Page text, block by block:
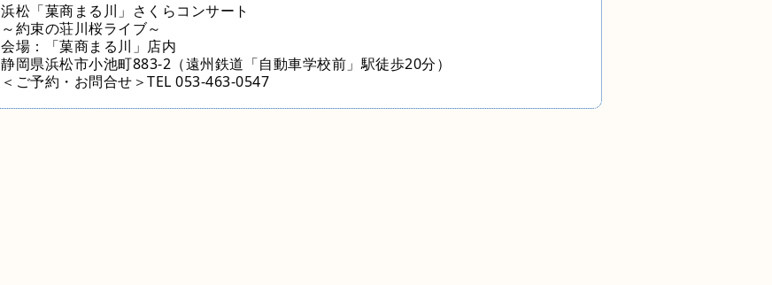
浜松「菓商まる川」さくらコンサート
～約束の荘川桜ライブ～
会場：「菓商まる川」店内
静岡県浜松市小池町883-2（遠州鉄道「自動車学校前」駅徒歩20分）
＜ご予約・お問合せ＞TEL 053-463-0547